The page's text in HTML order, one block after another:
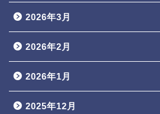
2026年3月
2026年2月
2026年1月
2025年12月